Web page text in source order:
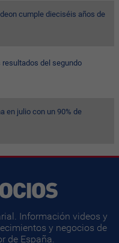
cumple dieciséis años de
del segundo
en julio con un 90% de
Información videos y
y negocios de
de España.